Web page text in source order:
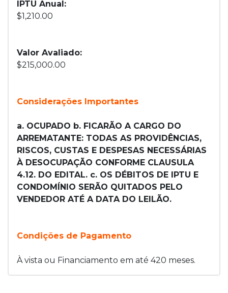
IPTU Anual:
$1,210.00
Valor Avaliado:
$215,000.00
Considerações Importantes
a. OCUPADO b. FICARÃO A CARGO DO
ARREMATANTE: TODAS AS PROVIDÊNCIAS,
RISCOS, CUSTAS E DESPESAS NECESSÁRIAS
À DESOCUPAÇÃO CONFORME CLAUSULA
4.12. DO EDITAL. c. OS DÉBITOS DE IPTU E
CONDOMÍNIO SERÃO QUITADOS PELO
VENDEDOR ATÉ A DATA DO LEILÃO.
Condições de Pagamento
À vista ou Financiamento em até 420 meses.